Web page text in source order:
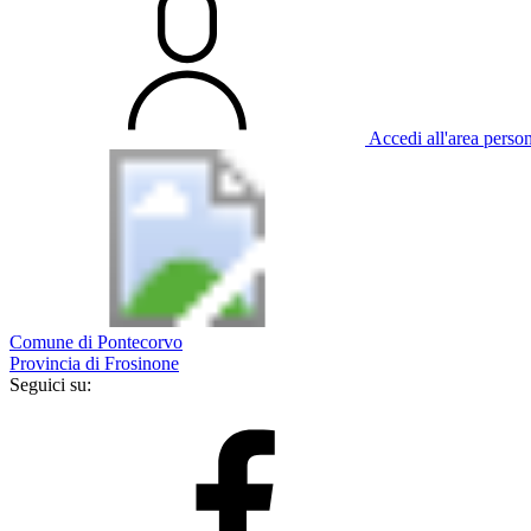
Accedi all'area
Comune di Pontecorvo
Provincia di Frosinone
Seguici su: